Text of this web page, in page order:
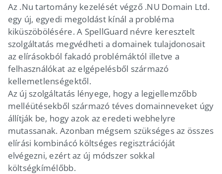
Az .Nu tartomány kezelését végző .NU Domain Ltd.
egy új, egyedi megoldást kínál a probléma
kiküszöbölésére. A SpellGuard névre keresztelt
szolgáltatás megvédheti a domainek tulajdonosait
az elírásokból fakadó problémáktól illetve a
felhasználókat az elgépelésből származó
kellemetlenségektől.
Az új szolgáltatás lényege, hogy a legjellemzőbb
melléütésekből származó téves domainneveket úgy
állítják be, hogy azok az eredeti webhelyre
mutassanak. Azonban mégsem szükséges az összes
elírási kombinácó költséges regisztrációját
elvégezni, ezért az új módszer sokkal
költségkímélőbb.